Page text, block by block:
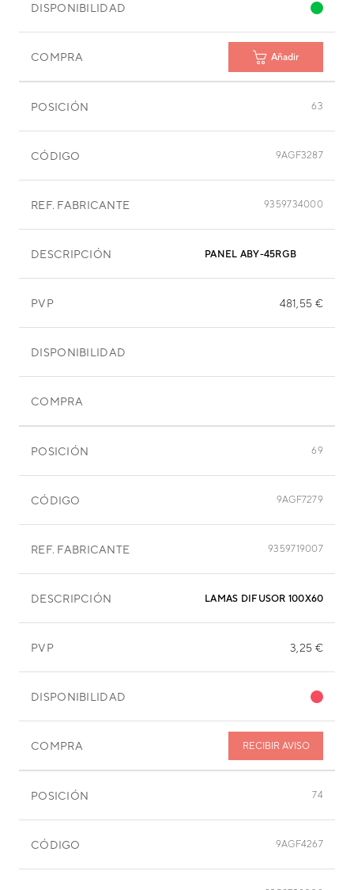
DISPONIBILIDAD
COMPRA Añadir
POSICIÓN 63
CÓDIGO 9AGF3287
REF. FABRICANTE 9359734000
DESCRIPCIÓN PANEL ABY-45RGB
PVP 481,55 €
DISPONIBILIDAD
COMPRA
POSICIÓN 69
CÓDIGO 9AGF7279
REF. FABRICANTE 9359719007
DESCRIPCIÓN LAMAS DIFUSOR 100X60 MM
PVP 3,25 €
DISPONIBILIDAD
COMPRA RECIBIR AVISO
POSICIÓN 74
CÓDIGO 9AGF4267